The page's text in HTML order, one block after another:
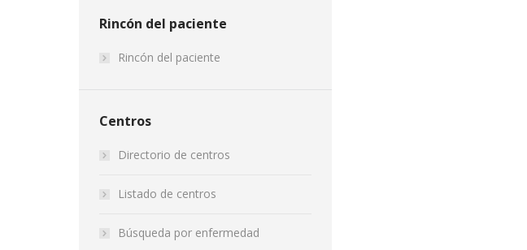
Rincón del paciente
Rincón del paciente
Centros
Directorio de centros
Listado de centros
Búsqueda por enfermedad